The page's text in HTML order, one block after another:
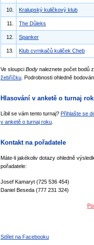
10. Kralupský kuličkový klub
11. The Důleks
12. Spanker
13. Klub cvrnkačů kuliček Cheb
Ve sloupci Body naleznete počet bodů
žebříčku . Podrobnosti ohledně
Hlasování v anketě o turnaj
Líbil se vám tento turnaj? Přihlašte se
v anketě o turnaj roku
Kontakt na pořadatele
Máte-li jakékoliv dotazy ohledně
pořadatele:
Josef Kamaryt (725 536 454)
Daniel Beseda (777 231 324)
Sdílet na Facebooku